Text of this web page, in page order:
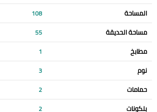
المساحة 108
مساحة الحديقة 55
مطابخ 1
نوم 3
حمامات 2
بلكونات 2